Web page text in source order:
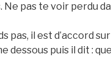
Ne pas te voir perdu
pas, il est d’accord
dessous puis il dit :